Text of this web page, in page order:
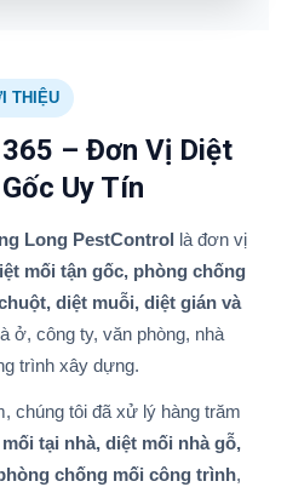
THIỆU
– Đơn Vị Diệt
Uy Tín
Long PestControl là đơn vị
mối tận gốc, phòng chống
diệt muỗi, diệt gián và
ở, công ty, văn phòng, nhà
trình xây dựng.
chúng tôi đã xử lý hàng trăm
tại nhà, diệt mối nhà gỗ,
chống mối công trình,